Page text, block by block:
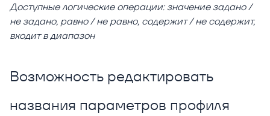
Доступные логические операции: значение задано /
не задано, равно / не равно, содержит / не содержит,
входит в диапазон
Возможность редактировать
названия параметров профиля